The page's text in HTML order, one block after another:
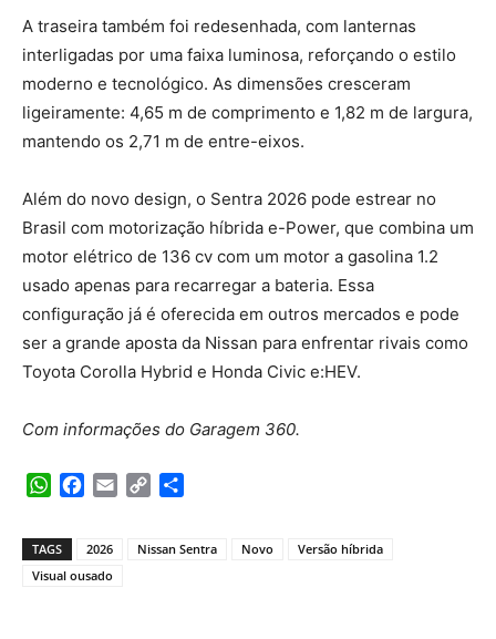
A traseira também foi redesenhada, com lanternas
interligadas por uma faixa luminosa, reforçando o estilo
moderno e tecnológico. As dimensões cresceram
ligeiramente: 4,65 m de comprimento e 1,82 m de largura,
mantendo os 2,71 m de entre-eixos.
Além do novo design, o Sentra 2026 pode estrear no
Brasil com motorização híbrida e-Power, que combina um
motor elétrico de 136 cv com um motor a gasolina 1.2
usado apenas para recarregar a bateria. Essa
configuração já é oferecida em outros mercados e pode
ser a grande aposta da Nissan para enfrentar rivais como
Toyota Corolla Hybrid e Honda Civic e:HEV.
Com informações do Garagem 360.
WhatsApp
Facebook
Email Copy
TAGS 2026 Nissan Sentra Novo
Versão híbrida
Visual ousado